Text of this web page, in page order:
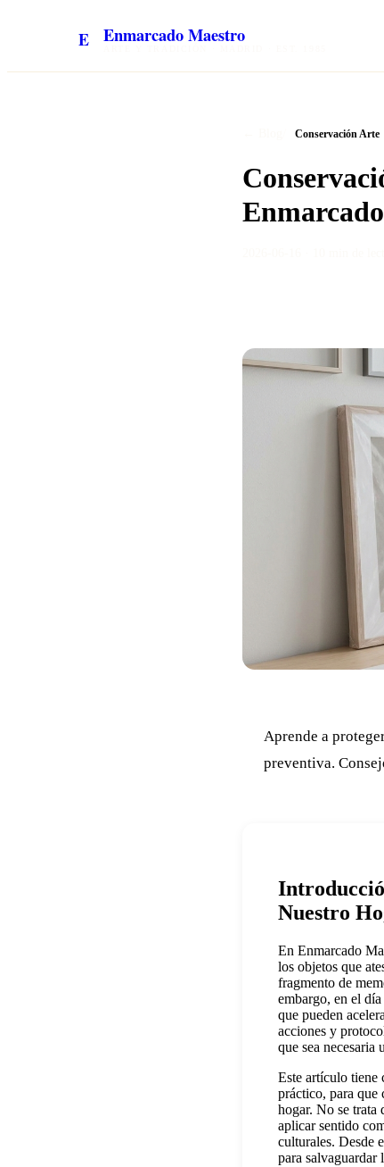
E Enmarcado Maestro
Conservación Arte
Enmarcado
Aprende a
preventiva.
Nuestro
En Enmarcado
los objetos que
fragmento de
embargo, en el día
que pueden
acciones y
que sea necesaria
Este artículo tiene
práctico, para que
hogar. No se trata
aplicar sentido
culturales. Desde
para salvaguardar